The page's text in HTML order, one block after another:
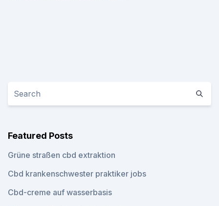
Featured Posts
Grüne straßen cbd extraktion
Cbd krankenschwester praktiker jobs
Cbd-creme auf wasserbasis